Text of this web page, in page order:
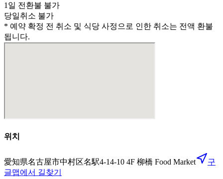
1 일 전 환불 불가
당일취소 불가
* 예약 확정 전 취소 및 식당 사정으로 인한 취소는 전액 환불
됩니다.
위치
愛知県名古屋市中村区名駅4-14-10 4F 柳橋 Food Market
구
글맵에서 길찾기